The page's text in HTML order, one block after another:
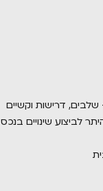
דרישות וקשיים
לביצוע שינויים בנכס